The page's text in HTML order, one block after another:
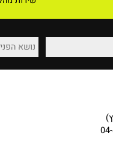
שירות מהלב